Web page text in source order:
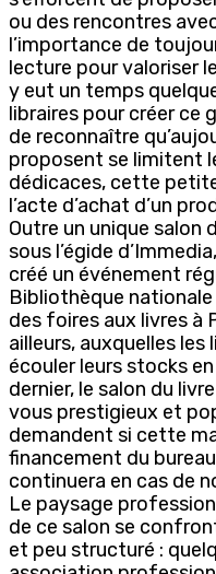
ou des rencontres
l’importance de
lecture pour valoriser
y eut un temps
libraires pour créer ce
de reconnaître
proposent se limitent
dédicaces, cette
l’acte d’achat d’un
Outre un unique salon
sous l’égide
créé un événement
Bibliothèque
des foires aux livres à
ailleurs, auxquelles
écouler leurs stocks
dernier, le salon du
vous prestigieux et
demandent si cette
financement du
continuera en cas de
Le paysage
de ce salon se
et peu structuré :